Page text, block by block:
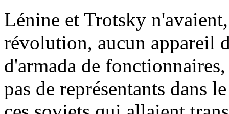
Lénine et Trotsky
révolution, aucun appareil
d'armada de
pas de représentants dans